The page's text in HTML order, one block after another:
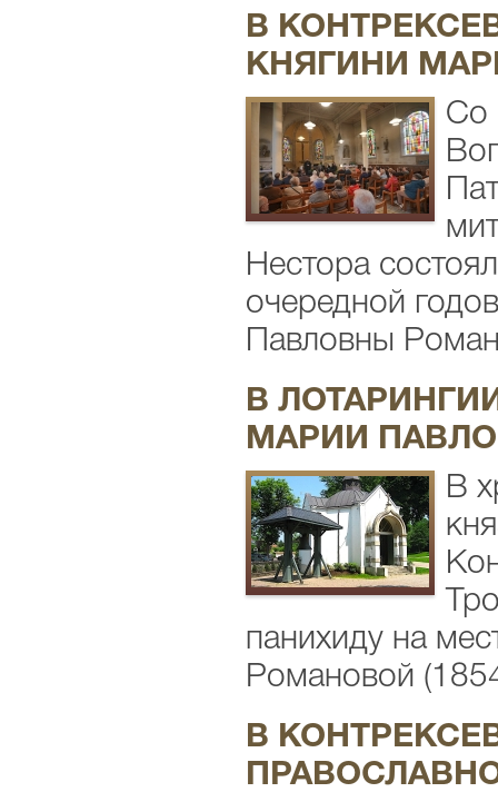
В
КНЯГИНИ
Со
Нестора
очередной
Павловны
В
МАРИИ
В
панихиду на
Романовой
В